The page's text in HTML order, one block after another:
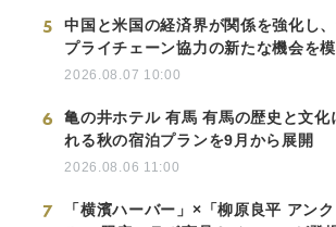
5
中国と米国の経済界が関係を強化し
プライチェーン協力の新たな機会を
2026.08.07 10:00
6
亀の井ホテル 有馬 有馬の歴史と文化
れる秋の宿泊プランを9月から展開
2026.08.06 11:00
7
「横濱ハーバー」×「柳原良平 アンク